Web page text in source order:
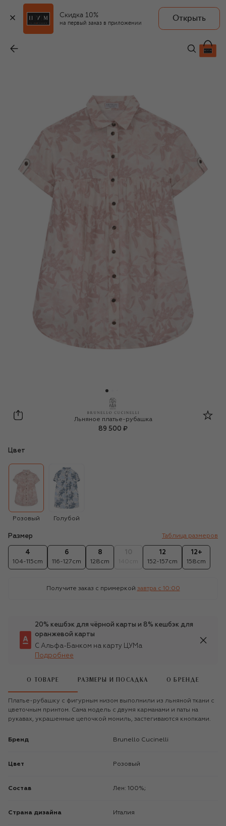
Скидка 10%
на первый заказ в приложении
Открыть
89 500 ₽
Brunello Cucinelli
Льняное платье-рубашка
89 500 ₽
Цвет
Розовый Голубой
Размер Таблица размеров
4
104-115cm
6
116-127cm
8
128cm
12
152-157cm
12+
158cm
Получите заказ с примеркой завтра c 10:00
20% кешбэк для чёрной карты и 8% кешбэк для
оранжевой карты
С Альфа-Банком на карту ЦУМа
Подробнее
О ТОВАРЕ РАЗМЕРЫ И ПОСАДКА О БРЕНДЕ
Платье-рубашку с фигурным низом выполнили из льняной ткани с
цветочным принтом. Сама модель с двумя карманами и паты на
рукавах, украшенные цепочкой мониль, застегиваются кнопками.
Бренд Brunello Cucinelli
Цвет Розовый
Состав Лен: 100%;
Страна дизайна Италия